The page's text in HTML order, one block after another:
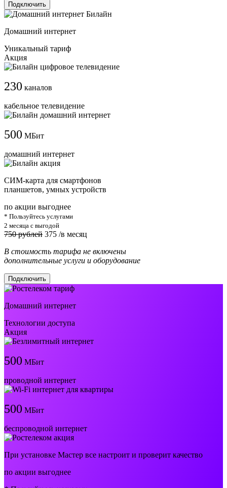
Подключить
Домашний интернет
Уникальный тариф
Акция
230 каналов
кабельное телевидение
500 МБит
домашний интернет
СИМ-карта для смартфонов
планшетов, умных устройств
по акции выгоднее
* Пользуйтесь услугами
2 месяца с выгодой
750 рублей 375 /в месяц
В стоимость тарифа не включены
дополнительные услуги и оборудование
Подключить
Домашний интернет
Технологии доступа
Акция
500 МБит
проводной интернет
500 МБит
беспроводной интернет
При установке Мастер все настроит и проверит качество
по акции выгоднее